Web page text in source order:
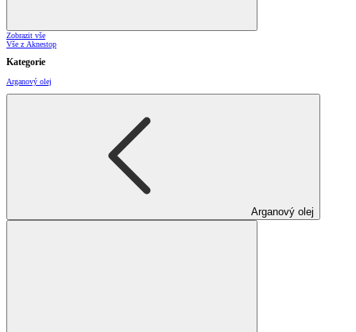
Zobrazit vše
Vše z Aknestop
Kategorie
Arganový olej
Arganový olej